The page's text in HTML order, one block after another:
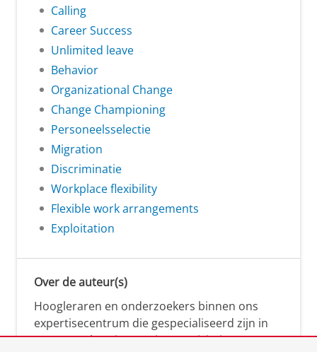
Calling
Career Success
Unlimited leave
Behavior
Organizational Change
Change Championing
Personeelsselectie
Migration
Discriminatie
Workplace flexibility
Flexible work arrangements
Exploitation
Over de auteur(s)
Hoogleraren en onderzoekers binnen ons
expertisecentrum die gespecialiseerd zijn in
samenwerken, innovatie, creativiteit,